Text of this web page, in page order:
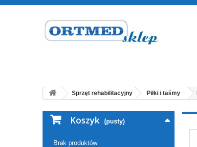
Sprzęt rehabilitacyjny Piłki i taśmy
Koszyk (pusty)
Brak produktów